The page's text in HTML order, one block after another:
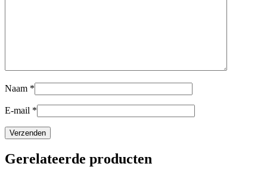
Naam *
E-mail *
Gerelateerde producten